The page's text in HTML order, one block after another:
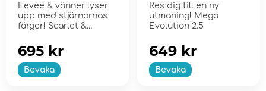
Eevee & vänner lyser
upp med stjärnornas
färger! Scarlet &
Bevaka
695 kr
Res dig till en ny
utmaning! Mega
Evolution 2.5
Bevaka
649 kr